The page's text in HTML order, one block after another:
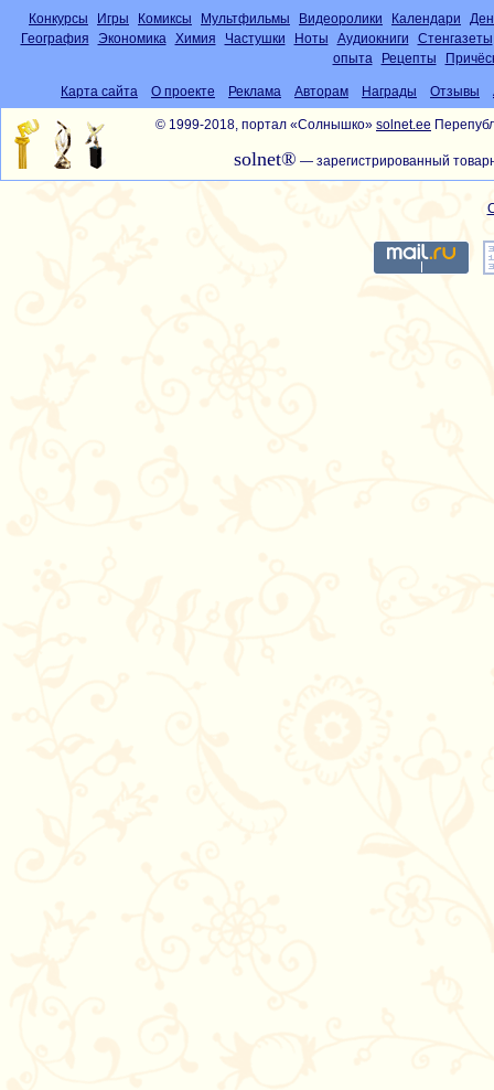
Конкурсы Игры Комиксы Мультфильмы Видеоролики Календари
География
Экономика Химия Частушки Ноты Аудиокниги
Стенгазеты
опыта
Рецепты
Карта сайта О проекте Реклама Авторам Награды Отзывы
© 1999-2018, портал «Солнышко» solnet.ee
solnet® — зарегистрированный